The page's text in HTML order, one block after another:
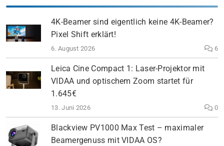
4K-Beamer sind eigentlich keine 4K-Beamer?
Pixel Shift erklärt!
6. August 2026 6
Leica Cine Compact 1: Laser-Projektor mit
VIDAA und optischem Zoom startet für
1.645€
13. Juni 2026 0
Blackview PV1000 Max Test – maximaler
Beamergenuss mit VIDAA OS?